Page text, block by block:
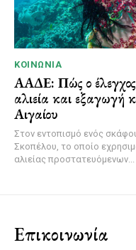
ΚΟΙΝΩΝΊΑ
ΑΑΔΕ: Πώς ο
αλιεία και εξαγωγή
Αιγαίου
Στον εντοπισμό ενός
Σκοπέλου, το οποίο
αλιείας προστατευόμενων...
Επικοινωνία